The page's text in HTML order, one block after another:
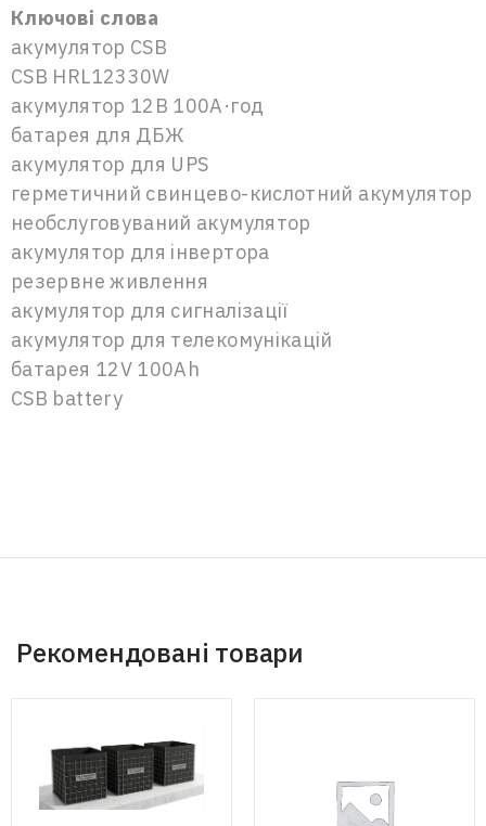
Ключові слова
акумулятор CSB
CSB HRL12330W
акумулятор 12В 100А·год
батарея для ДБЖ
акумулятор для UPS
герметичний свинцево-кислотний акумулятор
необслуговуваний акумулятор
акумулятор для інвертора
резервне живлення
акумулятор для сигналізації
акумулятор для телекомунікацій
батарея 12V 100Ah
CSB battery
Рекомендовані товари